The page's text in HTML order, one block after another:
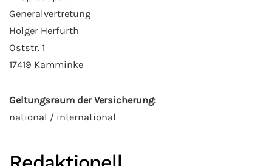
Generalvertretung
Holger Herfurth
Oststr. 1
17419 Kamminke
Geltungsraum der Versicherung:
national / international